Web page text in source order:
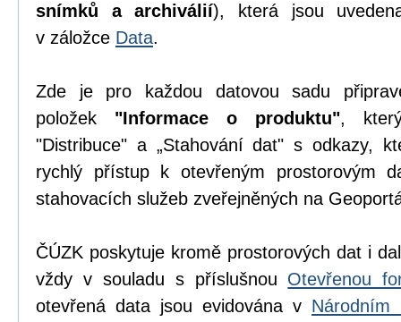
snímků a archiválií), která jsou
v záložce Data.
Zde je pro každou datovou sadu
položek "Informace o produktu",
"Distribuce" a „Stahování dat" s odkazy,
rychlý přístup k otevřeným prostorovým
stahovacích služeb zveřejněných na
ČÚZK poskytuje kromě prostorových dat i
vždy v souladu s příslušnou Otevřenou
otevřená data jsou evidována v Národním